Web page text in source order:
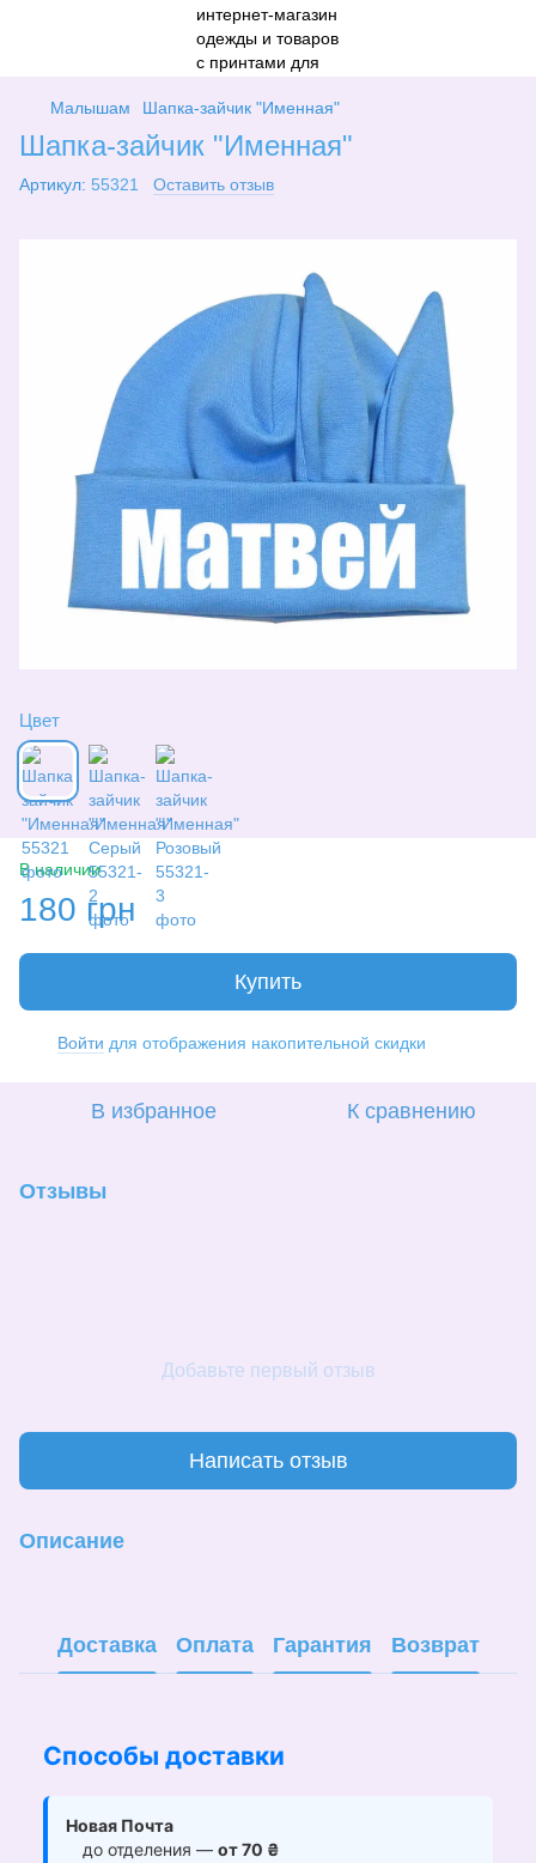
Малышам Шапка-зайчик "Именная"
Шапка-зайчик "Именная"
Артикул: 55321 Оставить отзыв
Цвет
В наличии
180 грн
Купить
Войти для отображения накопительной скидки
В избранное К сравнению
Отзывы
Добавьте первый отзыв
Написать отзыв
Описание
Доставка Оплата Гарантия Возврат
Способы доставки
Новая Почта
до отделения — от 70 ₴